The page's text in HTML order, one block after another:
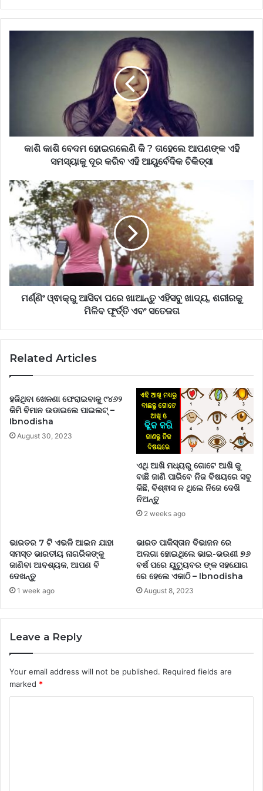
କାଶି କାଶି ବେଦମ ହୋଇଗଲେଣି କି ? ତାହେଲେ ଆପଣଙ୍କ ଏହି
ସମସ୍ୟାକୁ ଦୂର କରିବ ଏହି ଆୟୁର୍ବେଦିକ ଚିକିତ୍ସା
ମର୍ଣ୍ଣିଂ ଓ୍ଵାକ୍‌ରୁ ଆସିବା ପରେ ଖାଆନ୍ତୁ ଏହିସବୁ ଖାଦ୍ୟ, ଶରୀରକୁ
ମିଳିବ ଫୂର୍ତ୍ତି ଏବଂ ସତେଜତା
Related Articles
ହଜିଥିବା ଖେଳଣା ଫେରାଇବାକୁ ୯୪୬୨
କିମି ବିମାନ ଉଡାଇଲେ ପାଇଲଟ୍‌ –
Ibnodisha
August 30, 2023
ଏଥି ଆଖି ମଧ୍ୟରୁ ଗୋଟେ ଆଖି କୁ
ବାଛି ଜାଣି ପାରିବେ ନିଜ ବିଷୟରେ ସବୁ
କିଛି, ବିଶ୍ଵାସ ନ ଥିଲେ ନିଜେ ଦେଖି
ନିଅନ୍ତୁ
2 weeks ago
ଭାରତର 7 ଟି ଏଭଳି ଆଇନ ଯାହା
ସମସ୍ତ ଭାରତୀୟ ନାଗରିକଙ୍କୁ
ଜାଣିବା ଆବଶ୍ୟକ, ଆପଣ ବି
ଦେଖନ୍ତୁ
1 week ago
ଭାରତ ପାକିସ୍ତାନ ବିଭାଜନ ରେ
ଅଲଗା ହୋଇଥିଲେ ଭାଇ-ଭଉଣୀ ୭୬
ବର୍ଷ ପରେ ୟୁଟ୍ୟୁବର ଙ୍କ ସହଯୋଗ
ରେ ହେଲେ ଏକାଠି – Ibnodisha
August 8, 2023
Leave a Reply
Your email address will not be published. Required fields are
marked *